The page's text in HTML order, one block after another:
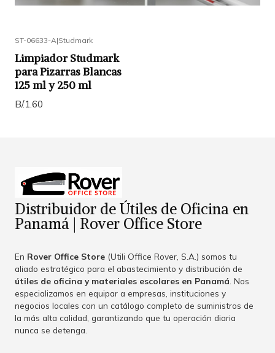
ST-06633-A|Studmark
Limpiador Studmark
para Pizarras Blancas
125 ml y 250 ml
B/.1.60
Distribuidor de Útiles de Oficina en
Panamá | Rover Office Store
En Rover Office Store (Utili Office Rover, S.A.) somos tu
aliado estratégico para el abastecimiento y distribución de
útiles de oficina y materiales escolares en Panamá . Nos
especializamos en equipar a empresas, instituciones y
negocios locales con un catálogo completo de suministros de
la más alta calidad, garantizando que tu operación diaria
nunca se detenga.